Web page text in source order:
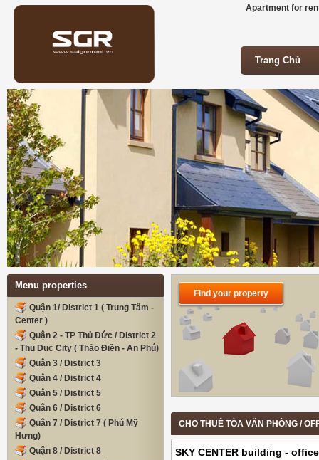
Apartment for
Trang Chủ
Trang Chủ
Menu properties
Quận 1/ District 1 ( Trung Tâm -
Center )
Quận 2 - TP Thủ Đức / District 2
- Thu Duc City ( Thảo Điền - An Phú)
Quận 3 / District 3
Quận 4 / District 4
Quận 5 / District 5
Quận 6 / District 6
Quận 7 / District 7 ( Phú Mỹ
Hưng)
Quận 8 / District 8
Find your property
CHO THUÊ TÒA VĂN PHÒNG /
SKY CENTER building -